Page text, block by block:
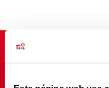
Suscríbete